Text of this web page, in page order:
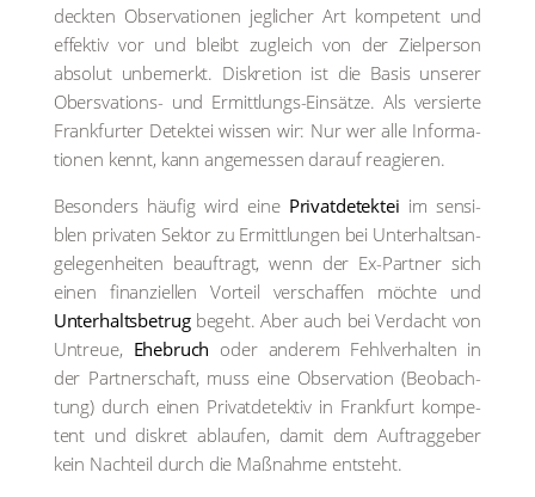
deck­ten Obser­va­tio­nen jeg­li­cher Art kom­pe­tent und
effek­tiv vor und bleibt zugleich von der Ziel­per­son
abso­lut unbe­merkt. Dis­kre­ti­on ist die Basis unse­rer
Obers­va­tions- und Ermitt­lungs-Ein­sät­ze. Als ver­sier­te
Frank­fur­ter Detek­tei wis­sen wir: Nur wer alle Infor­ma­
tio­nen kennt, kann ange­mes­sen dar­auf reagie­ren.
Beson­ders häu­fig wird eine Pri­vat­de­tek­tei im sen­si­
blen pri­va­ten Sek­tor zu Ermitt­lun­gen bei Unter­halts­an­
ge­le­gen­hei­ten beauf­tragt, wenn der Ex-Part­ner sich
einen finan­zi­el­len Vor­teil ver­schaf­fen möch­te und
Unter­halts­be­trugbegeht. Aber auch bei Ver­dacht von
Untreue, Ehe­bruch oder ande­rem Fehl­ver­hal­ten in
der Part­ner­schaft, muss eine Obser­va­ti­on (Beob­ach­
tung) durch einen Pri­vat­de­tek­tiv in Frank­furt kom­pe­
tent und dis­kret ablau­fen, damit dem Auf­trag­ge­ber
kein Nach­teil durch die Maß­nah­me ent­steht.